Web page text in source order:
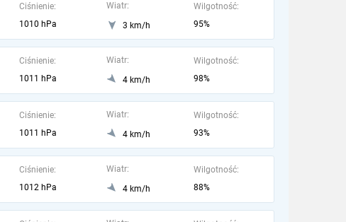
Ciśnienie:
1010 hPa
Wiatr:
3 km/h
Wilgotność:
95%
Ciśnienie:
1011 hPa
Wiatr:
4 km/h
Wilgotność:
98%
Ciśnienie:
1011 hPa
Wiatr:
4 km/h
Wilgotność:
93%
Ciśnienie:
1012 hPa
Wiatr:
4 km/h
Wilgotność:
88%